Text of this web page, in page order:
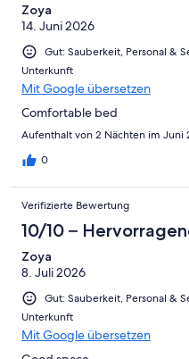
Zoya
14. Juni 2026
Gut: Sauberkeit, Personal &
Unterkunft
Mit Google übersetzen
Comfortable bed
Aufenthalt von 2 Nächten im Juni
0
Verifizierte Bewertung
10/10 –
Zoya
8. Juli 2026
Gut: Sauberkeit, Personal &
Unterkunft
Mit Google übersetzen